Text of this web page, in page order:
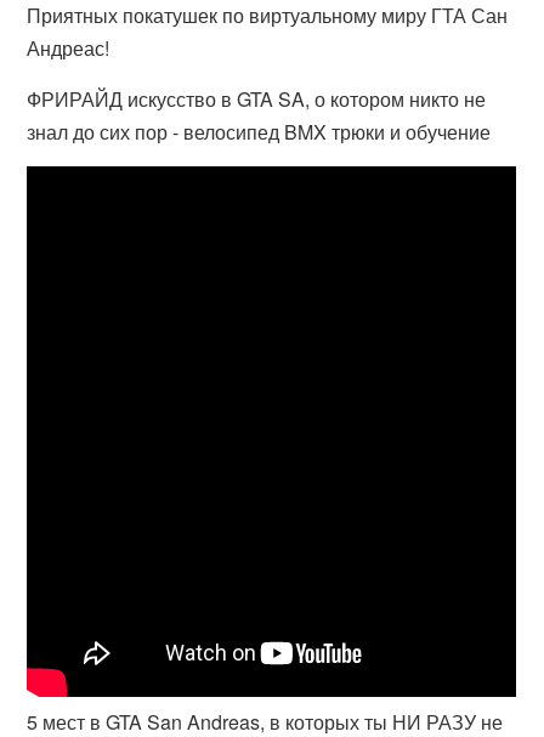
Приятных покатушек по виртуальному миру ГТА Сан
Андреас!
ФРИРАЙД искусство в GTA SA, о котором никто не
знал до сих пор - велосипед BMX трюки и обучение
5 мест в GTA San Andreas, в которых ты НИ РАЗУ не